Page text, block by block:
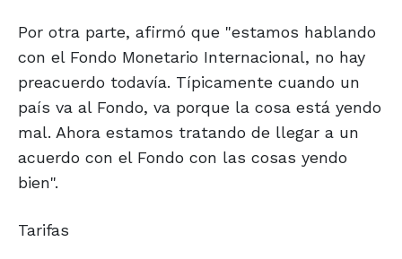
Por otra parte, afirmó que "estamos hablando
con el Fondo Monetario Internacional, no hay
preacuerdo todavía. Típicamente cuando un
país va al Fondo, va porque la cosa está yendo
mal. Ahora estamos tratando de llegar a un
acuerdo con el Fondo con las cosas yendo
bien".
Tarifas